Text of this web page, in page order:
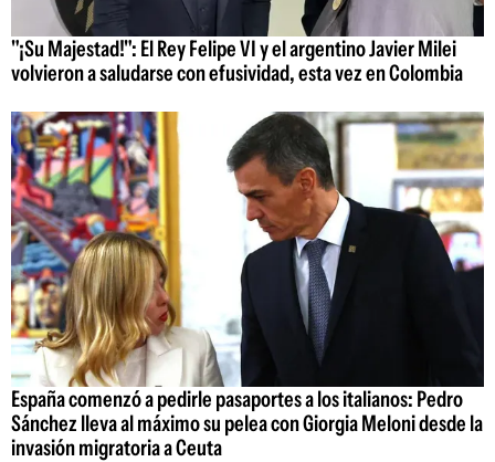
"¡Su Majestad!": El Rey Felipe VI y el argentino Javier Milei
volvieron a saludarse con efusividad, esta vez en Colombia
España comenzó a pedirle pasaportes a los italianos: Pedro
Sánchez lleva al máximo su pelea con Giorgia Meloni desde la
invasión migratoria a Ceuta